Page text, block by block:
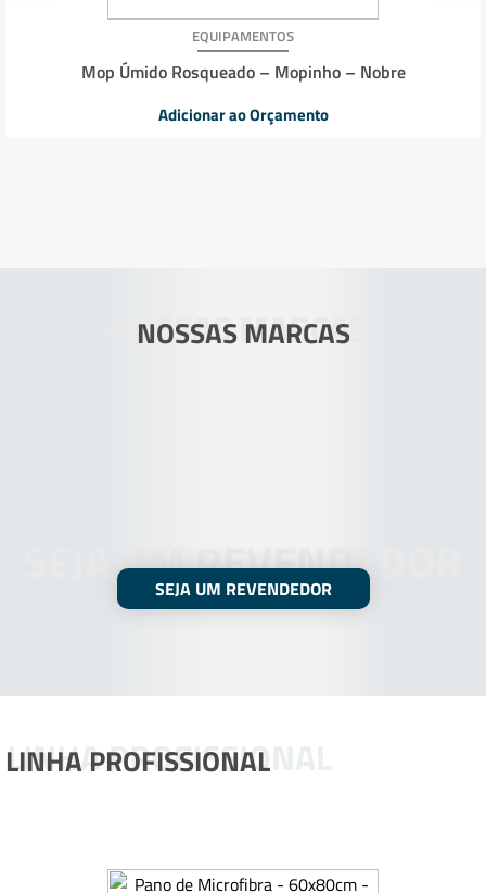
EQUIPAMENTOS
Mop Úmido Rosqueado – Mopinho – Nobre
Adicionar ao Orçamento
NOSSAS MARCAS
NOSSAS MARCAS
SEJA UM REVENDEDOR
SEJA UM REVENDEDOR
LINHA PROFISSIONAL
LINHA PROFISSIONAL